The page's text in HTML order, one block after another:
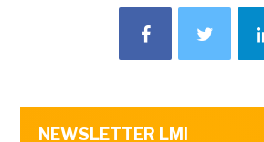
NEWSLETTER LMI